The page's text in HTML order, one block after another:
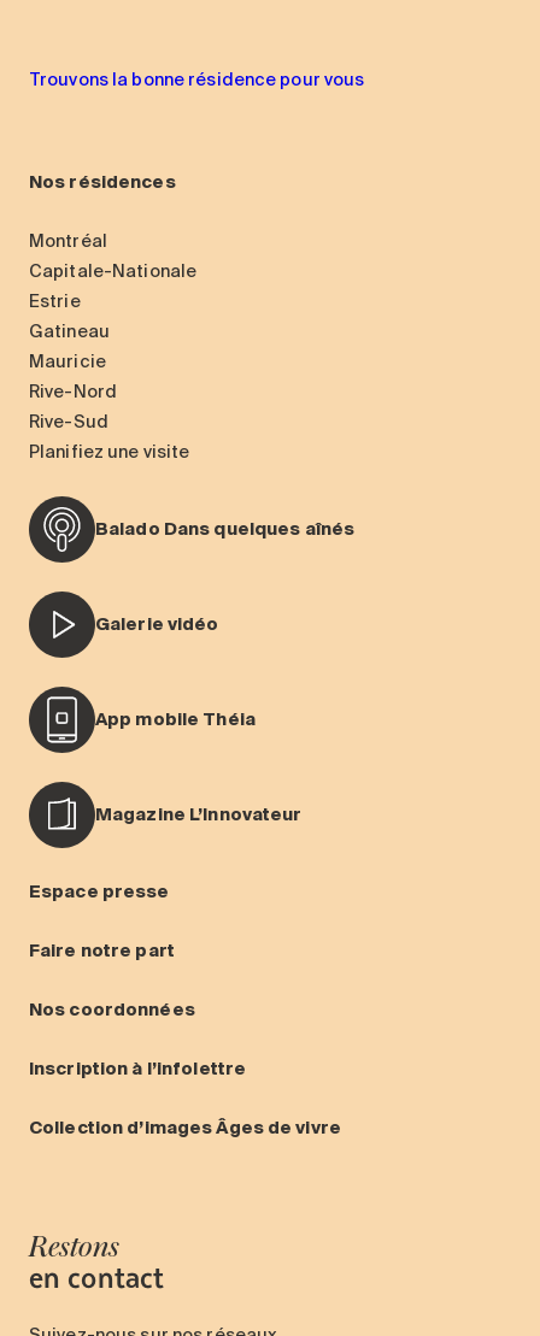
Trouvons la bonne résidence pour vous
Nos résidences
Montréal
Capitale-Nationale
Estrie
Gatineau
Mauricie
Rive-Nord
Rive-Sud
Planifiez une visite
Balado Dans quelques aînés
Galerie vidéo
App mobile Théia
Magazine L’Innovateur
Espace presse
Faire notre part
Nos coordonnées
Inscription à l’infolettre
Collection d’images Âges de vivre
Restons
en contact